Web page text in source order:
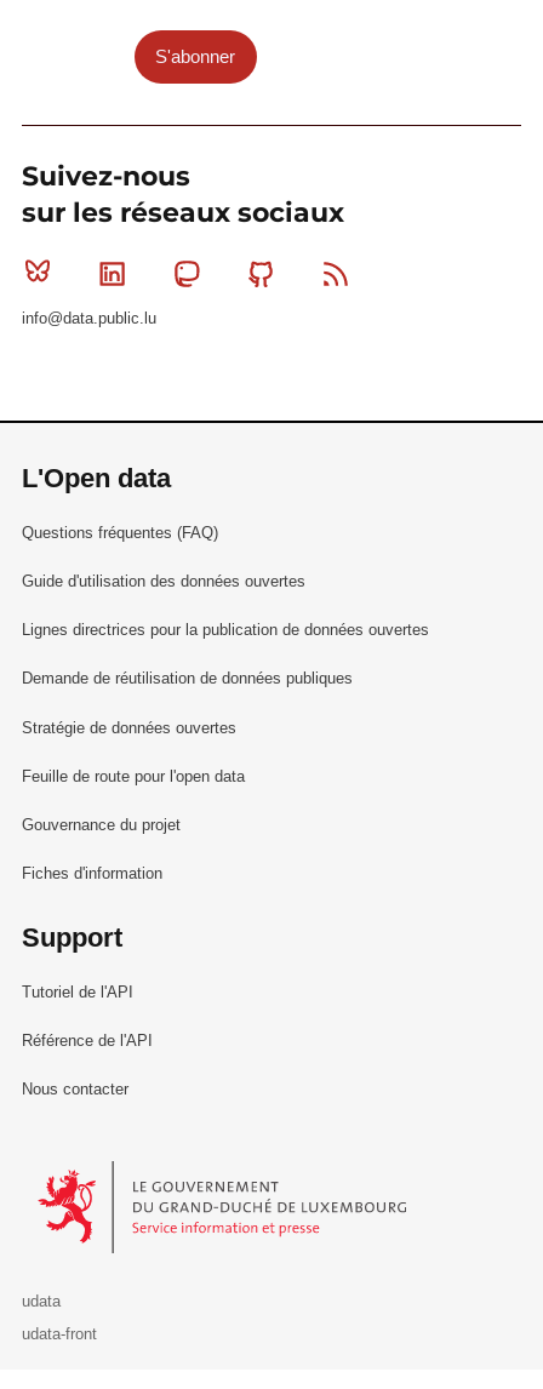
S'abonner
Suivez-nous
sur les réseaux sociaux
Bluesky Linkedin MastodonGithub
info@data.public.lu
L'Open data
Questions fréquentes (FAQ)
Guide d'utilisation des données ouvertes
Lignes directrices pour la publication de données ouvertes
Demande de réutilisation de données publiques
Stratégie de données ouvertes
Feuille de route pour l'open data
Gouvernance du projet
Fiches d'information
Support
Tutoriel de l'API
Référence de l'API
Nous contacter
Le Gouvernement du Grand-Duché de Luxembourg - Service
udata
udata-front